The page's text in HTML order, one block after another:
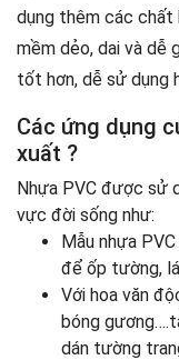
dụng thêm các chất
mềm dẻo, dai và dễ
tốt hơn, dễ sử dụng
Các ứng dụng
xuất ?
Nhựa PVC được sử
vực đời sống như:
Mẫu nhựa
để ốp tường,
Với hoa văn
bóng
dán tường